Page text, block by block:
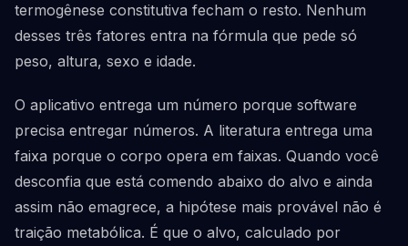
termogênese constitutiva fecham o resto. Nenhum
desses três fatores entra na fórmula que pede só
peso, altura, sexo e idade.
O aplicativo entrega um número porque software
precisa entregar números. A literatura entrega uma
faixa porque o corpo opera em faixas. Quando você
desconfia que está comendo abaixo do alvo e ainda
assim não emagrece, a hipótese mais provável não é
traição metabólica. É que o alvo, calculado por